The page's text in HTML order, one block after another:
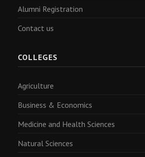
Alumni Registration
Contact us
COLLEGES
Agriculture
Business & Economics
Medicine and Health Sciences
Natural Sciences